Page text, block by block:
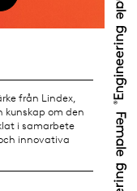
från Lindex,
kunskap om den
i samarbete
innovativa